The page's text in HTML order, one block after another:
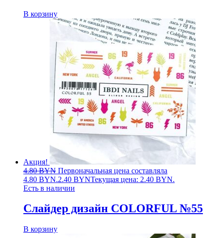
В корзину
Акция!
4.80BYN Первоначальная цена составляла
4.80 BYN.2.40 BYNТекущая цена: 2.40 BYN.
Есть в наличии
Слайдер дизайн COLORFUL №55
В корзину